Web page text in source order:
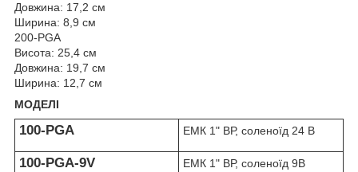
Довжина: 17,2 см
Ширина: 8,9 см
200-PGA
Висота: 25,4 см
Довжина: 19,7 см
Ширина: 12,7 см
МОДЕЛІ
100-PGA ЕМК 1" ВР, соленоїд 24 В
100-PGA-9V ЕМК 1" ВР, соленоїд 9В